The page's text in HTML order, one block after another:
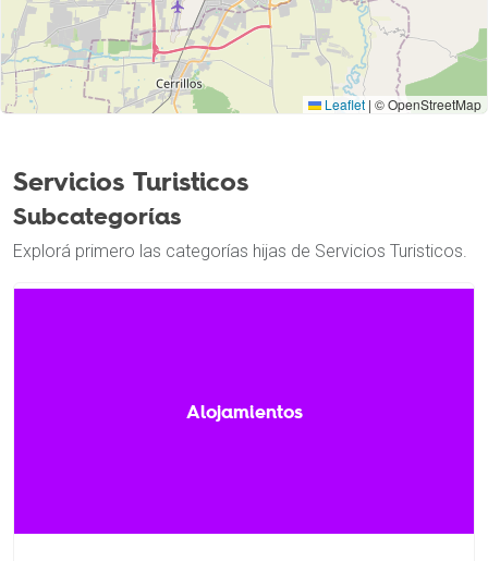
Servicios Turisticos
Subcategorías
Explorá primero las categorías hijas de Servicios Turisticos.
Alojamientos
Leaflet | © OpenStreetMap